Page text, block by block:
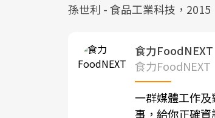
孫世利 - 食品工業科技，2015
食力FoodNEXT
食力FoodNEXT
一群媒體工作
事，給你正確資